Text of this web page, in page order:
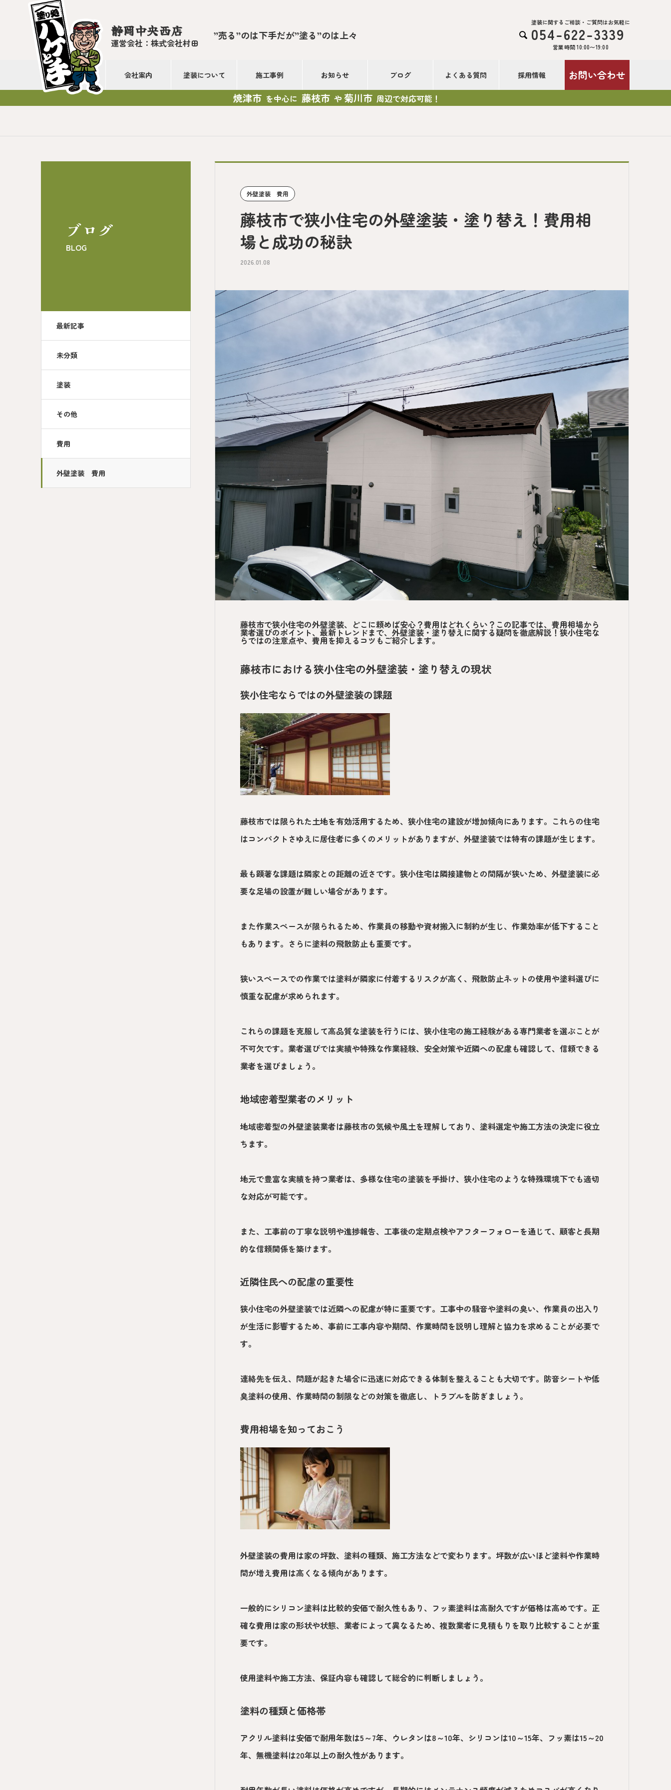
静岡中央西店
運営会社：株式会社村田
”売る”のは下手だが”塗る”のは上々 
塗装に関するご相談・ご質問はお気軽に
054-622-3339
営業時間 10:00〜19:00
会社案内 塗装について 施工事例 お知らせ ブログ よくある質問 採用情報 お問い合わせ
焼津市 を中心に 藤枝市 や菊川市 周辺で対応可能！
ブログ
BLOG
最新記事
未分類
塗装
その他
費用
外壁塗装 費用
外壁塗装 費用
藤枝市で狭小住宅の外壁塗装・塗り替え！費用相
場と成功の秘訣
2026.01.08
藤枝市で狭小住宅の外壁塗装、どこに頼めば安心？費用はどれくらい？この記事では、費用相場から
業者選びのポイント、最新トレンドまで、外壁塗装・塗り替えに関する疑問を徹底解説！狭小住宅な
らではの注意点や、費用を抑えるコツもご紹介します。
藤枝市における狭小住宅の外壁塗装・塗り替えの現状
狭小住宅ならではの外壁塗装の課題
藤枝市では限られた土地を有効活用するため、狭小住宅の建設が増加傾向にあります。これらの住宅
はコンパクトさゆえに居住者に多くのメリットがありますが、外壁塗装では特有の課題が生じます。
最も顕著な課題は隣家との距離の近さです。狭小住宅は隣接建物との間隔が狭いため、外壁塗装に必
要な足場の設置が難しい場合があります。
また作業スペースが限られるため、作業員の移動や資材搬入に制約が生じ、作業効率が低下すること
もあります。さらに塗料の飛散防止も重要です。
狭いスペースでの作業では塗料が隣家に付着するリスクが高く、飛散防止ネットの使用や塗料選びに
慎重な配慮が求められます。
これらの課題を克服して高品質な塗装を行うには、狭小住宅の施工経験がある専門業者を選ぶことが
不可欠です。業者選びでは実績や特殊な作業経験、安全対策や近隣への配慮も確認して、信頼できる
業者を選びましょう。
地域密着型業者のメリット
地域密着型の外壁塗装業者は藤枝市の気候や風土を理解しており、塗料選定や施工方法の決定に役立
ちます。
地元で豊富な実績を持つ業者は、多様な住宅の塗装を手掛け、狭小住宅のような特殊環境下でも適切
な対応が可能です。
また、工事前の丁寧な説明や進捗報告、工事後の定期点検やアフターフォローを通じて、顧客と長期
的な信頼関係を築けます。
近隣住民への配慮の重要性
狭小住宅の外壁塗装では近隣への配慮が特に重要です。工事中の騒音や塗料の臭い、作業員の出入り
が生活に影響するため、事前に工事内容や期間、作業時間を説明し理解と協力を求めることが必要で
す。
連絡先を伝え、問題が起きた場合に迅速に対応できる体制を整えることも大切です。防音シートや低
臭塗料の使用、作業時間の制限などの対策を徹底し、トラブルを防ぎましょう。
費用相場を知っておこう
外壁塗装の費用は家の坪数、塗料の種類、施工方法などで変わります。坪数が広いほど塗料や作業時
間が増え費用は高くなる傾向があります。
一般的にシリコン塗料は比較的安価で耐久性もあり、フッ素塗料は高耐久ですが価格は高めです。正
確な費用は家の形状や状態、業者によって異なるため、複数業者に見積もりを取り比較することが重
要です。
使用塗料や施工方法、保証内容も確認して総合的に判断しましょう。
塗料の種類と価格帯
アクリル塗料は安価で耐用年数は5～7年、ウレタンは8～10年、シリコンは10～15年、フッ素は15～20
年、無機塗料は20年以上の耐久性があります。